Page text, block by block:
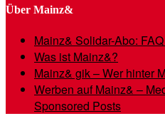
Über Mainz&
Mainz& Solidar-Abo:
Was ist Mainz&?
Mainz& gik – Wer hinter
Werben auf Mainz& –
Sponsored Posts